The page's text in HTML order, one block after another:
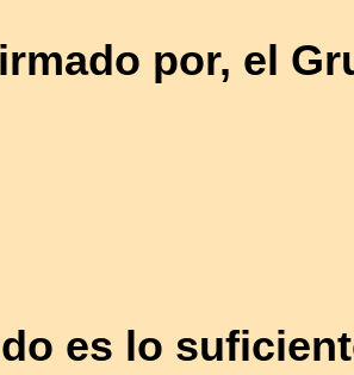
por, el
es lo